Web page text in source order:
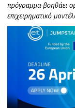
πρόγραμμα βοηθάει
επιχειρηματικό